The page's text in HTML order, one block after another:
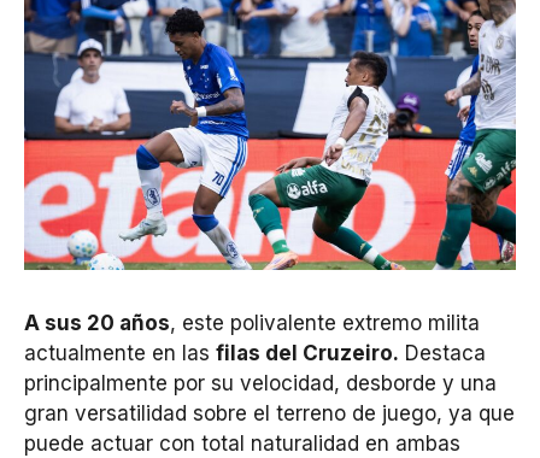
A sus 20 años, este polivalente extremo milita
actualmente en las filas del Cruzeiro. Destaca
principalmente por su velocidad, desborde y una
gran versatilidad sobre el terreno de juego, ya que
puede actuar con total naturalidad en ambas